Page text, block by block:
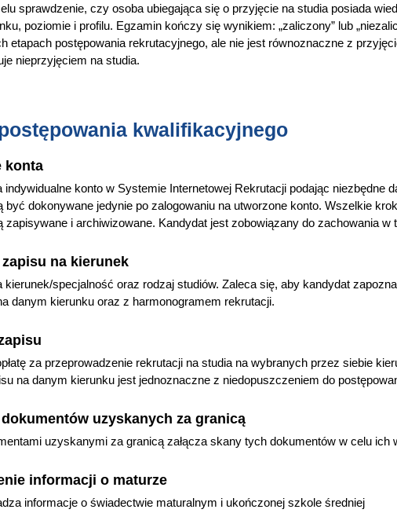
sprawdzenie, czy osoba ubiegająca się o przyjęcie na studia posiada
poziomie i profilu. Egzamin kończy się wynikiem: „zaliczony” lub
etapach postępowania rekrutacyjnego, ale nie jest równoznaczne z
nieprzyjęciem na studia.
kwalifikacyjnego
konta
indywidualne konto w Systemie Internetowej Rekrutacji podając niezbędne
być dokonywane jedynie po zalogowaniu na utworzone konto. Wszelkie
i archiwizowane. Kandydat jest zobowiązany do zachowania w
na kierunek
kierunek/specjalność oraz rodzaj studiów. Zaleca się, aby kandydat
danym kierunku oraz z harmonogramem rekrutacji.
za przeprowadzenie rekrutacji na studia na wybranych przez siebie
na danym kierunku jest jednoznaczne z niedopuszczeniem do
dokumentów uzyskanych za granicą
uzyskanymi za granicą załącza skany tych dokumentów w celu ich
informacji o maturze
informacje o świadectwie maturalnym i ukończonej szkole średniej